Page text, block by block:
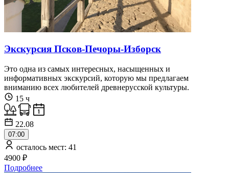
Экскурсия Псков-Печоры-Изборск
Это одна из самых интересных, насыщенных и
информативных экскурсий, которую мы предлагаем
вниманию всех любителей древнерусской культуры.
15 ч
22.08
07:00
осталось мест: 41
4900 ₽
Подробнее